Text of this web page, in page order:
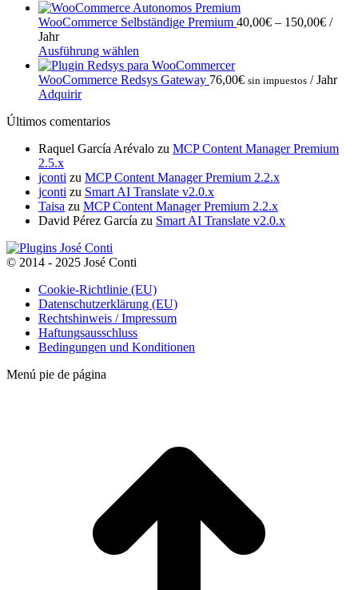
Produktseite
gewählt
auf.
Die
auf
der
Produkt
weist
auf.
Die
Produktseite
werden
WooCommerce Selbständige Premium 40,00€ – 150,00€ /
Jahr
Ausführung wählen
Produkt
weist
Optionen
auf
der
Produktseite
gewählt
WooCommerce Redsys Gateway 76,00€ sin impuestos / Jahr
Adquirir
Últimos comentarios
Raquel García Arévalo zu MCP Content Manager Premium
2.5.x
jconti zu MCP Content Manager Premium 2.2.x
jconti zu Smart AI Translate v2.0.x
Taisa zu MCP Content Manager Premium 2.2.x
David Pérez García zu Smart AI Translate v2.0.x
© 2014 - 2025 José Conti
Cookie-Richtlinie (EU)
Datenschutzerklärung (EU)
Rechtshinweis / Impressum
Haftungsausschluss
Bedingungen und Konditionen
Menú pie de página